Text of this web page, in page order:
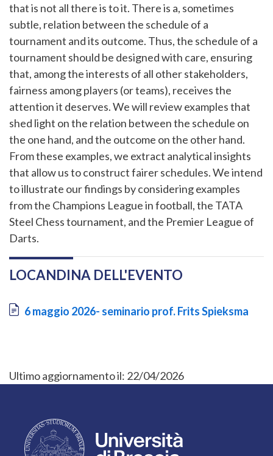
that is not all there is to it. There is a, sometimes
subtle, relation between the schedule of a
tournament and its outcome. Thus, the schedule of a
tournament should be designed with care, ensuring
that, among the interests of all other stakeholders,
fairness among players (or teams), receives the
attention it deserves. We will review examples that
shed light on the relation between the schedule on
the one hand, and the outcome on the other hand.
From these examples, we extract analytical insights
that allow us to construct fairer schedules. We intend
to illustrate our findings by considering examples
from the Champions League in football, the TATA
Steel Chess tournament, and the Premier League of
Darts.
LOCANDINA DELL'EVENTO
Document
6 maggio 2026- seminario prof. Frits Spieksma
Ultimo aggiornamento il: 22/04/2026